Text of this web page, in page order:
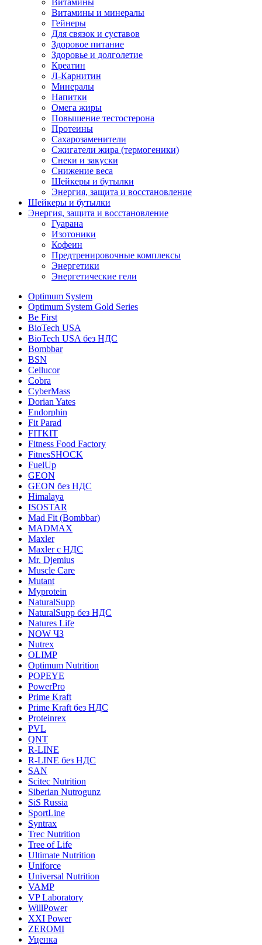
Витамины и минералы
Гейнеры
Для связок и суставов
Здоровое питание
Здоровье и долголетие
Креатин
Л-Карнитин
Минералы
Напитки
Омега жиры
Повышение тестостерона
Протеины
Сахарозаменители
Сжигатели жира (термогеники)
Снеки и закуски
Снижение веса
Шейкеры и бутылки
Энергия, защита и восстановление
Шейкеры и бутылки
Энергия, защита и восстановление
Гуарана
Изотоники
Кофеин
Предтренировочные комплексы
Энергетики
Энергетические гели
Optimum System
Optimum System Gold Series
Be First
BioTech USA
BioTech USA без НДС
Bombbar
BSN
Cellucor
Cobra
CyberMass
Dorian Yates
Endorphin
Fit Parad
FITKIT
Fitness Food Factory
FitnesSHOCK
FuelUp
GEON
GEON без НДС
Himalaya
ISOSTAR
Mad Fit (Bombbar)
MADMAX
Maxler
Maxler с НДС
Mr. Djemius
Muscle Care
Mutant
Myprotein
NaturalSupp
NaturalSupp без НДС
Natures Life
NOW ЧЗ
Nutrex
OLIMP
Optimum Nutrition
POPEYE
PowerPro
Prime Kraft
Prime Kraft без НДС
Proteinrex
PVL
QNT
R-LINE
R-LINE без НДС
SAN
Scitec Nutrition
Siberian Nutrogunz
SiS Russia
SportLine
Syntrax
Trec Nutrition
Tree of Life
Ultimate Nutrition
Uniforce
Universal Nutrition
VAMP
VP Laboratory
WillPower
XXI Power
ZEROMI
Уценка